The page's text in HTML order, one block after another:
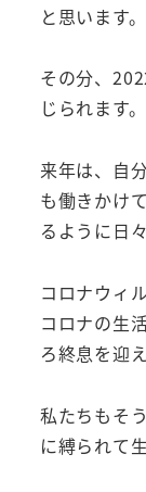
と思います。
その分、
じられます。
来年は、自
も働きかけ
るように日
コロナウィ
コロナの生
ろ終息を迎
私たちもそ
に縛られて